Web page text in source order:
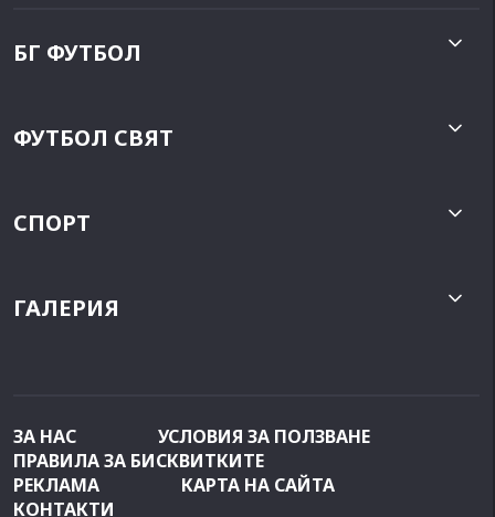
БГ ФУТБОЛ
ФУТБОЛ СВЯТ
СПОРТ
ГАЛЕРИЯ
ЗА НАС
УСЛОВИЯ ЗА ПОЛЗВАНЕ
ПРАВИЛА ЗА БИСКВИТКИТЕ
РЕКЛАМА
КАРТА НА САЙТА
КОНТАКТИ